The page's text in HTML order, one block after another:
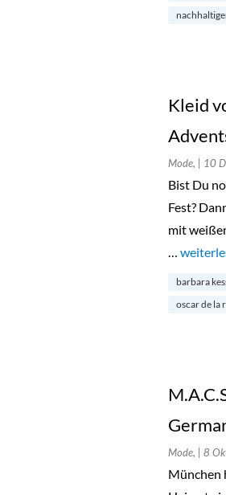
Kleid
Mode, | 10
Bist Du
Fest?
mit
… „Kleid
barbara
oscar de la
Mode, | 8
München